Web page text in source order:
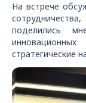
На встрече
поделились
стратегические